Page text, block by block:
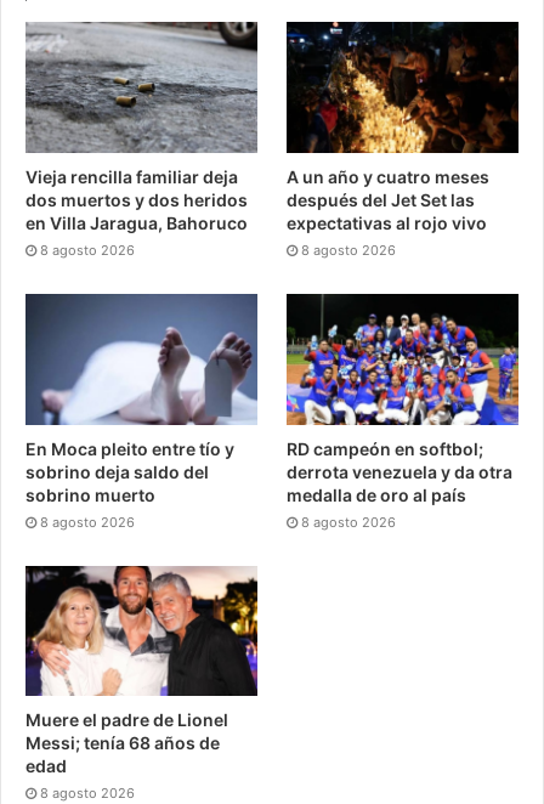
Vieja rencilla familiar deja
dos muertos y dos heridos
en Villa Jaragua, Bahoruco
8 agosto 2026
A un año y cuatro meses
después del Jet Set las
expectativas al rojo vivo
8 agosto 2026
En Moca pleito entre tío y
sobrino deja saldo del
sobrino muerto
8 agosto 2026
RD campeón en softbol;
derrota venezuela y da otra
medalla de oro al país
8 agosto 2026
Muere el padre de Lionel
Messi; tenía 68 años de
edad
8 agosto 2026